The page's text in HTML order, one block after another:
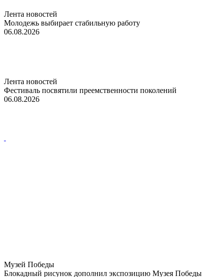
Лента новостей
Молодежь выбирает стабильную работу
06.08.2026
Лента новостей
Фестиваль посвятили преемственности поколений
06.08.2026
Музей Победы
Блокадный рисунок дополнил экспозицию Музея Победы